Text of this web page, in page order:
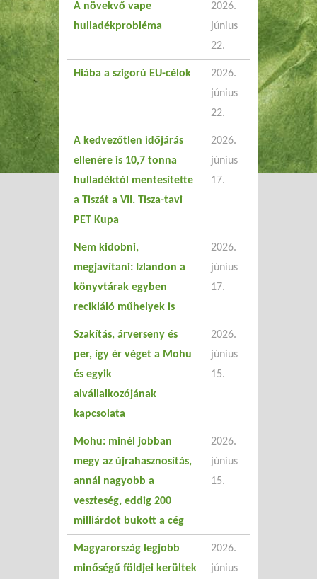
A növekvő vape
hulladékprobléma
2026.
június
22.
Hiába a szigorú EU-célok
2026.
június
22.
A kedvezőtlen időjárás
ellenére is 10,7 tonna
hulladéktól mentesítette
a Tiszát a VII. Tisza-tavi
PET Kupa
2026.
június
17.
Nem kidobni,
megjavítani: Izlandon a
könyvtárak egyben
recikláló műhelyek is
2026.
június
17.
Szakítás, árverseny és
per, így ér véget a Mohu
és egyik
alvállalkozójának
kapcsolata
2026.
június
15.
Mohu: minél jobban
megy az újrahasznosítás,
annál nagyobb a
veszteség, eddig 200
milliárdot bukott a cég
2026.
június
15.
Magyarország legjobb
minőségű földjei kerültek
2026.
június